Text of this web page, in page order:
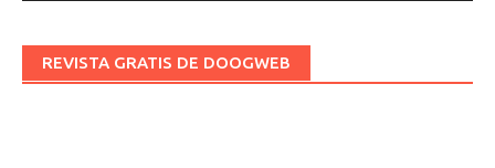
REVISTA GRATIS DE DOOGWEB